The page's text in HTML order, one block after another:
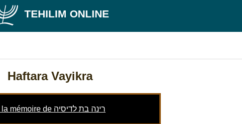
TEHILIM ONLINE
Haftara Vayikra
À la mémoire de רינה בת לדיסיה